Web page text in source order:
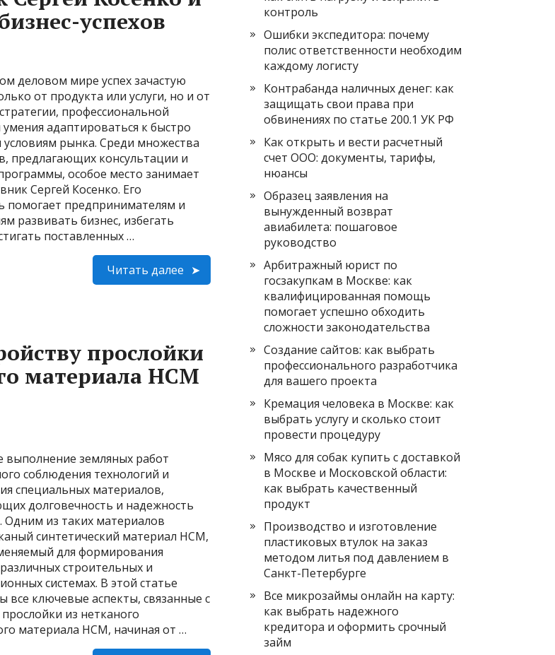
успехов
деловом мире успех зачастую
от продукта или услуги, но и от
профессиональной
адаптироваться к быстро
рынка. Среди множества
предлагающих консультации и
особое место занимает
Сергей Косенко. Его
помогает предпринимателям и
развивать бизнес, избегать
поставленных …
Читать далее
прослойки
материала НСМ
выполнение земляных работ
соблюдения технологий и
специальных материалов,
долговечность и надежность
Одним из таких материалов
синтетический материал НСМ,
для формирования
строительных и
системах. В этой статье
все ключевые аспекты, связанные с
из нетканого
материала НСМ, начиная от …
контроль
Ошибки экспедитора: почему
полис ответственности необходим
каждому логисту
Контрабанда наличных денег: как
защищать свои права при
обвинениях по статье 200.1 УК РФ
Как открыть и вести расчетный
счет ООО: документы, тарифы,
нюансы
Образец заявления на
вынужденный возврат
авиабилета: пошаговое
руководство
Арбитражный юрист по
госзакупкам в Москве: как
квалифицированная помощь
помогает успешно обходить
сложности законодательства
Создание сайтов: как выбрать
профессионального разработчика
для вашего проекта
Кремация человека в Москве: как
выбрать услугу и сколько стоит
провести процедуру
Мясо для собак купить с доставкой
в Москве и Московской области:
как выбрать качественный
продукт
Производство и изготовление
пластиковых втулок на заказ
методом литья под давлением в
Санкт-Петербурге
Все микрозаймы онлайн на карту:
как выбрать надежного
кредитора и оформить срочный
займ